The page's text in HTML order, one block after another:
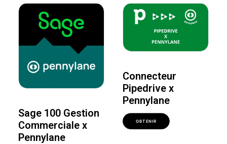
Sage 100 Gestion
Commerciale x
Pennylane
Connecteur
Pipedrive x
Pennylane
OBTENIR